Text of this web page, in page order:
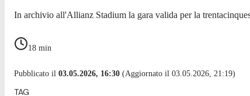
In archivio all'Allianz Stadium la gara valida per la
18 min
Pubblicato il 03.05.2026, 16:30 (Aggiornato il 03.05.2026, 21:19)